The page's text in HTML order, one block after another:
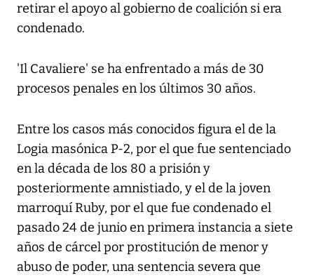
retirar el apoyo al gobierno de coalición si era
condenado.
'Il Cavaliere' se ha enfrentado a más de 30
procesos penales en los últimos 30 años.
Entre los casos más conocidos figura el de la
Logia masónica P-2, por el que fue sentenciado
en la década de los 80 a prisión y
posteriormente amnistiado, y el de la joven
marroquí Ruby, por el que fue condenado el
pasado 24 de junio en primera instancia a siete
años de cárcel por prostitución de menor y
abuso de poder, una sentencia severa que